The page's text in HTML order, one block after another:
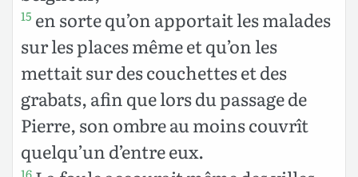
15 en sorte qu’on apportait les malades
sur les places même et qu’on les
mettait sur des couchettes et des
grabats, afin que lors du passage de
Pierre, son ombre au moins couvrît
quelqu’un d’entre eux.